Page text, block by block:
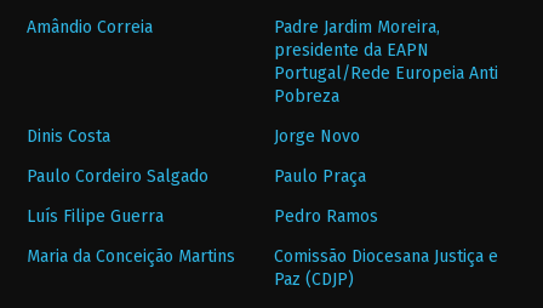
Amândio Correia
Padre Jardim Moreira,
presidente da EAPN
Portugal/Rede Europeia Anti
Pobreza
Dinis Costa
Jorge Novo
Paulo Cordeiro Salgado
Paulo Praça
Luís Filipe Guerra
Pedro Ramos
Maria da Conceição Martins
Comissão Diocesana Justiça e
Paz (CDJP)